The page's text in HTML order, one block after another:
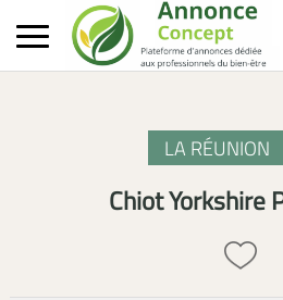
LA RÉUNION
Chiot Yorkshire